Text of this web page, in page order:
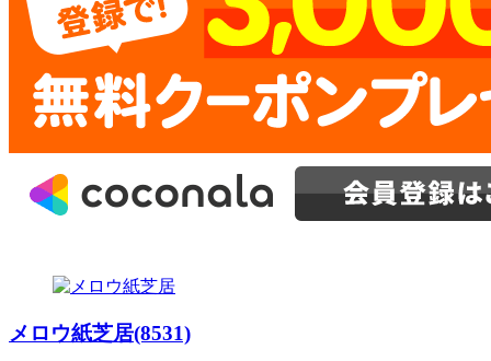
メロウ紙芝居(8531)